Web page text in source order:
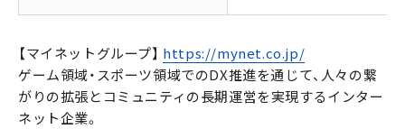
【マイネットグループ】 https://mynet.co.jp/
ゲーム領域・スポーツ領域でのDX推進を通じて、人々の繋
がりの拡張とコミュニティの長期運営を実現するインター
ネット企業。